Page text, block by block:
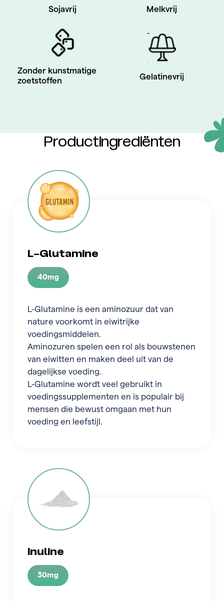
Sojavrij Melkvrij
Zonder kunstmatige
zoetstoffen
Gelatinevrij
Productingrediënten
L-Glutamine
40mg
L-Glutamine is een aminozuur dat van
nature voorkomt in eiwitrijke
voedingsmiddelen.
Aminozuren spelen een rol als bouwstenen
van eiwitten en maken deel uit van de
dagelijkse voeding.
L-Glutamine wordt veel gebruikt in
voedingssupplementen en is populair bij
mensen die bewust omgaan met hun
voeding en leefstijl.
Inuline
30mg